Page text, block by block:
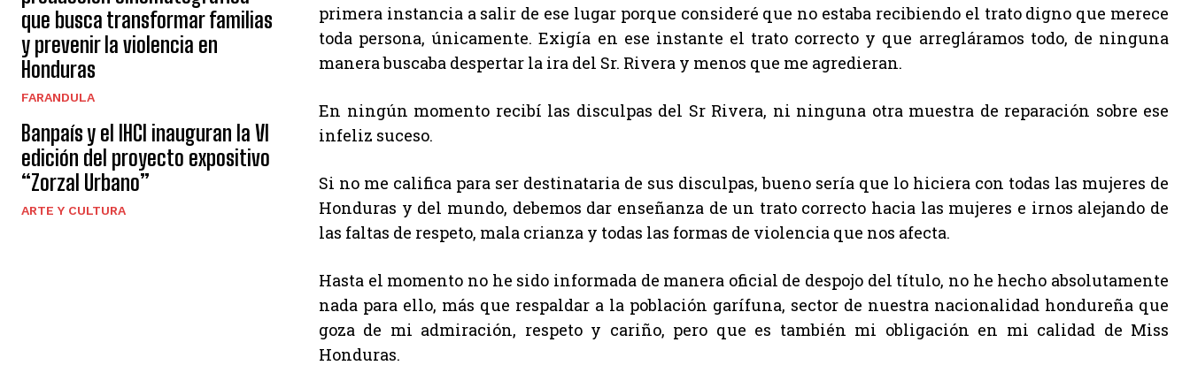
que busca transformar familias
y prevenir la violencia en
Honduras
FARANDULA
Banpaís y el IHCI inauguran la VI
edición del proyecto expositivo
“Zorzal Urbano”
ARTE Y CULTURA
primera instancia a salir de ese lugar porque consideré que no estaba recibiendo el trato digno que merece
toda persona, únicamente. Exigía en ese instante el trato correcto y que arregláramos todo, de ninguna
manera buscaba despertar la ira del Sr. Rivera y menos que me agredieran.
En ningún momento recibí las disculpas del Sr Rivera, ni ninguna otra muestra de reparación sobre ese
infeliz suceso.
Si no me califica para ser destinataria de sus disculpas, bueno sería que lo hiciera con todas las mujeres de
Honduras y del mundo, debemos dar enseñanza de un trato correcto hacia las mujeres e irnos alejando de
las faltas de respeto, mala crianza y todas las formas de violencia que nos afecta.
Hasta el momento no he sido informada de manera oficial de despojo del título, no he hecho absolutamente
nada para ello, más que respaldar a la población garífuna, sector de nuestra nacionalidad hondureña que
goza de mi admiración, respeto y cariño, pero que es también mi obligación en mi calidad de Miss
Honduras.